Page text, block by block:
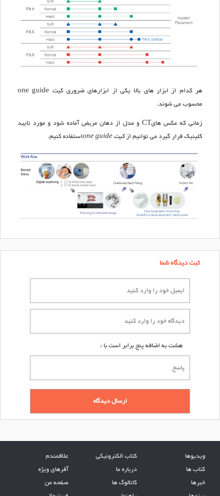
هر کدام از ابزار های بالا یکی از ابزارهای ضروری کیت one guide
محسوب می شوند.
زمانی که عکس هایCT و مدل از دهان مریض آماده شود و مورد تایید
کلینیک قرار گیرد می توانیم ازکیت one guide استفاده کنیم.
ثبت دیدگاه شما
هشت به اضافه پنج برابر است با :
ویدیوها کتاب الکترونیکی
علاقمندم
کتاب ها
درباره ما
آفرهای ویژه
خبرها
کاتالوگ ها
صفحه من